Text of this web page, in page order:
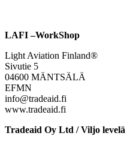
LAFI –WorkShop
Light Aviation Finland®
Sivutie 5
04600 MÄNTSÄLÄ
EFMN
info@tradeaid.fi
www.tradeaid.fi
Tradeaid Oy Ltd / Viljo levelä